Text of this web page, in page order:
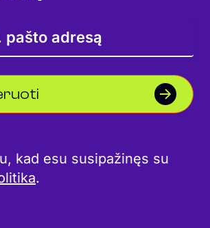
kad esu susipažinęs su
.